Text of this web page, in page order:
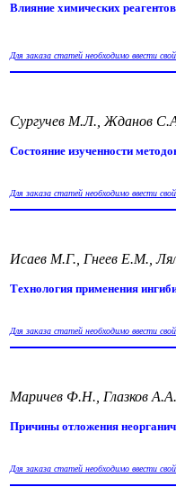
Влияние химических
Для заказа статей необходимо ввести
Сургучев М.Л., Жданов
Состояние изученности
Для заказа статей необходимо ввести
Исаев М.Г., Гнеев Е.М.,
Технология применения
Для заказа статей необходимо ввести
Маричев Ф.Н., Глазков
Причины отложения
Для заказа статей необходимо ввести